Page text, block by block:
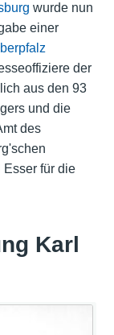
wurde nun
einer
der
aus den 93
und die
des
für die
Karl